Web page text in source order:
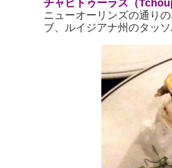
チャピトゥーラス（
ニューオーリンズの通り
ブ、ルイジアナ州のタッ